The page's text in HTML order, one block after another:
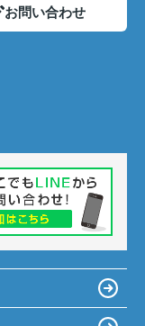
お問い合わせ